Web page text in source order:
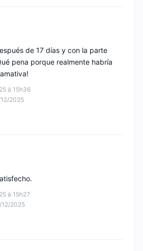
à 15h36
2025
de 17 días y con la parte
pena porque realmente habría
à 15h27
12/2025